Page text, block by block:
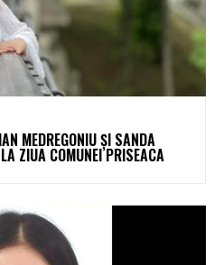
MEDREGONIU ȘI SANDA
ZIUA COMUNEI PRISEACA